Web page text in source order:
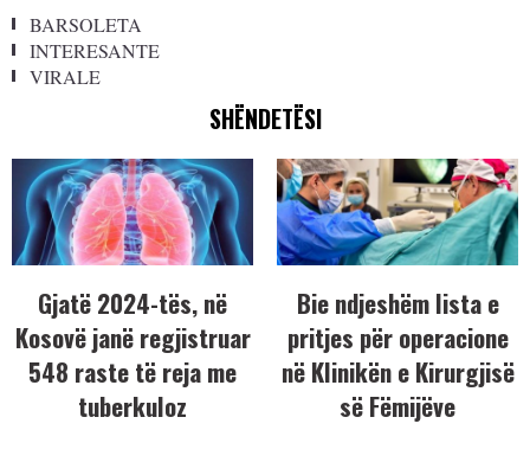
BARSOLETA
INTERESANTE
VIRALE
SHËNDETËSI
Gjatë 2024-tës, në
Kosovë janë regjistruar
548 raste të reja me
tuberkuloz
Bie ndjeshëm lista e
pritjes për operacione
në Klinikën e Kirurgjisë
së Fëmijëve